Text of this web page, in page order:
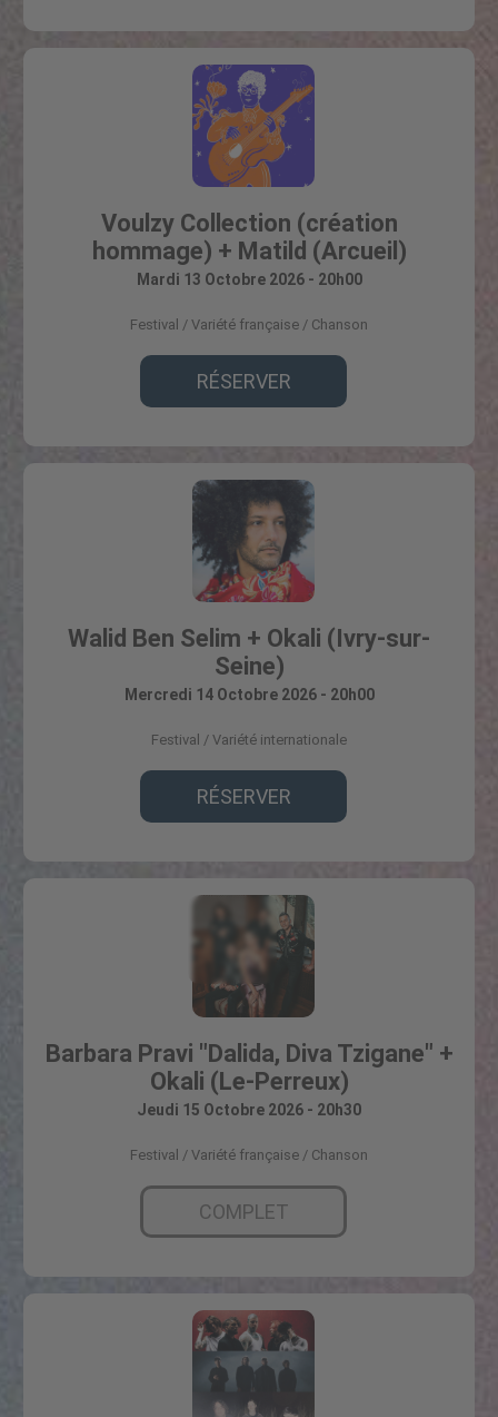
Voulzy Collection (création
hommage) + Matild (Arcueil)
Mardi 13 Octobre 2026 - 20h00
Festival Variété française / Chanson
RÉSERVER
Walid Ben Selim + Okali (Ivry-sur-
Seine)
Mercredi 14 Octobre 2026 - 20h00
Festival Variété internationale
RÉSERVER
Barbara Pravi "Dalida, Diva Tzigane" +
Okali (Le-Perreux)
Jeudi 15 Octobre 2026 - 20h30
Festival Variété française / Chanson
COMPLET